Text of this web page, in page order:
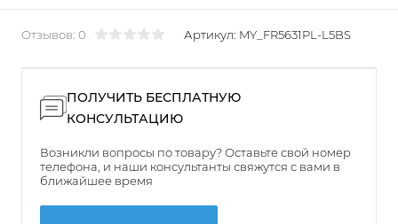
Отзывов: 0 Артикул: MY_FR5631PL-L5BS
ПОЛУЧИТЬ БЕСПЛАТНУЮ
КОНСУЛЬТАЦИЮ
Возникли вопросы по товару? Оставьте свой номер
телефона, и наши консультанты свяжутся с вами в
ближайшее время